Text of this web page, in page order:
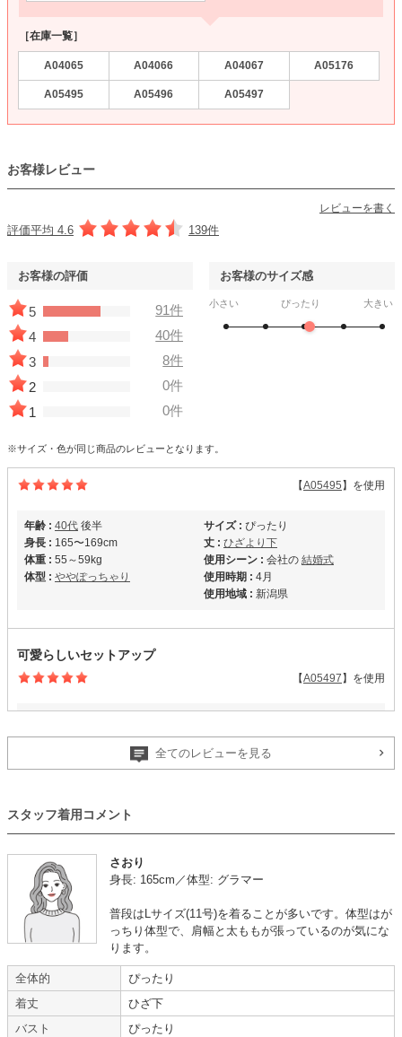
［在庫一覧］
A04065 A04066 A04067 A05176
A05495 A05496 A05497
お客様レビュー
レビューを書く
評価平均 4.6 139件
お客様の評価
5
91件
4
40件
3
8件
2
0件
1
0件
お客様のサイズ感
小さい ぴったり 大きい
※サイズ・色が同じ商品のレビューとなります。
【A05495 】を使用
年齢 : 40代 後半
身長 : 165〜169cm
体重 : 55～59kg
体型 : ややぽっちゃり
サイズ : ぴったり
丈 : ひざより下
使用シーン : 会社の 結婚式
使用時期 : 4月
使用地域 : 新潟県
可愛らしいセットアップ
【A05497 】を使用
身長 :155〜159cm
体型 : ややぽっちゃり
丈 : ひざより下
使用シーン : 卒入園・卒入学式
使用時期 :4月
可愛らしいセットアップで満足でした。
【一緒に注文した商品】
Style JELLY
BEANS
動きやすい
全てのレビューを見る
スタッフ着用コメント
さおり
身長: 165cm／体型: グラマー
普段はLサイズ(11号)を着ることが多いです。体型はが
っちり体型で、肩幅と太ももが張っているのが気にな
ります。
全体的
ぴったり
着丈
ひざ下
バスト
ぴったり